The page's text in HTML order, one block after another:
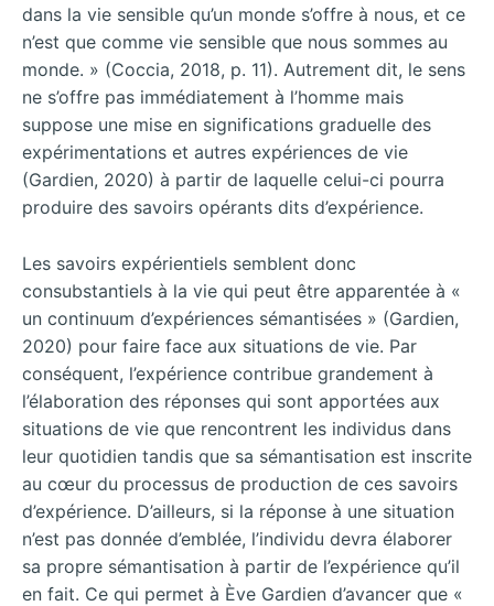
dans la vie sensible qu’un monde s’offre à nous, et ce
n’est que comme vie sensible que nous sommes au
monde. » (Coccia, 2018, p. 11). Autrement dit, le sens
ne s’offre pas immédiatement à l’homme mais
suppose une mise en significations graduelle des
expérimentations et autres expériences de vie
(Gardien, 2020) à partir de laquelle celui-ci pourra
produire des savoirs opérants dits d’expérience.
Les savoirs expérientiels semblent donc
consubstantiels à la vie qui peut être apparentée à «
un continuum d’expériences sémantisées » (Gardien,
2020) pour faire face aux situations de vie. Par
conséquent, l’expérience contribue grandement à
l’élaboration des réponses qui sont apportées aux
situations de vie que rencontrent les individus dans
leur quotidien tandis que sa sémantisation est inscrite
au cœur du processus de production de ces savoirs
d’expérience. D’ailleurs, si la réponse à une situation
n’est pas donnée d’emblée, l’individu devra élaborer
sa propre sémantisation à partir de l’expérience qu’il
en fait. Ce qui permet à Ève Gardien d’avancer que «